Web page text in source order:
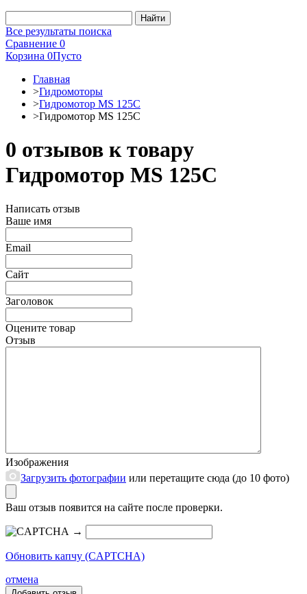
Все результаты поиска
Сравнение 0
Корзина 0Пусто
Главная
>Гидромоторы
>Гидромотор MS 125C
>Гидромотор MS 125C
0 отзывов к товару
Гидромотор MS 125C
Написать отзыв
Ваше имя
Email
Сайт
Заголовок
Оцените товар
Отзыв
Изображения
Загрузить фотографии или перетащите сюда (до 10 фото)
Ваш отзыв появится на сайте после проверки.
→
Обновить капчу (CAPTCHA)
отмена